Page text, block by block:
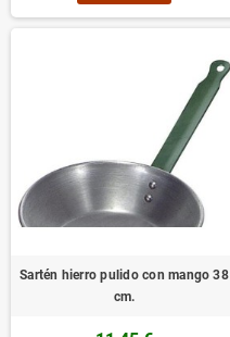
Sartén hierro pulido con mango 38
cm.